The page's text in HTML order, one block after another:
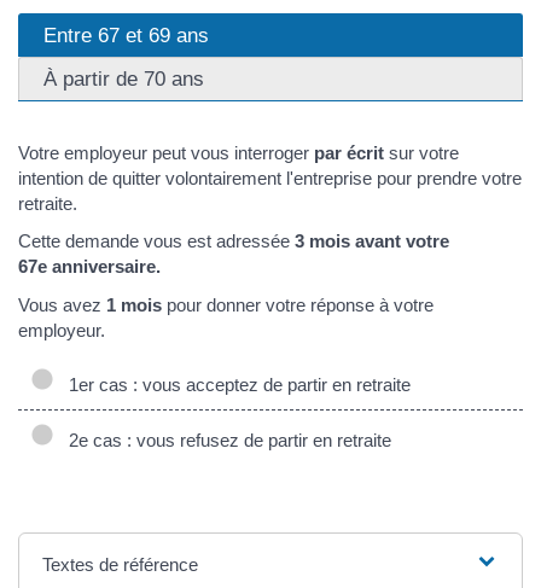
Entre 67 et 69 ans
À partir de 70 ans
Votre employeur peut vous interroger par écrit sur votre
intention de quitter volontairement l'entreprise pour prendre votre
retraite.
Cette demande vous est adressée 3 mois avant votre
67e anniversaire.
Vous avez 1 mois pour donner votre réponse à votre
employeur.
1er cas : vous acceptez de partir en retraite
2e cas : vous refusez de partir en retraite
Textes de référence